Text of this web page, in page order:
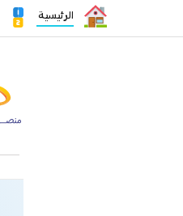
الرئيسية